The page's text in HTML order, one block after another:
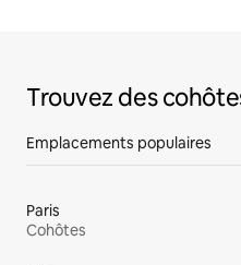
Trouvez des
Emplacements populaires
Paris
Cohôtes